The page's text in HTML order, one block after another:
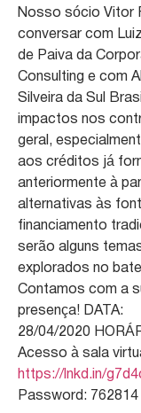
Nosso sócio Vitor
conversar com
de Paiva da
Consulting e com
Silveira da Sul
impactos nos
geral,
aos créditos já
anteriormente à
alternativas às
financiamento
serão alguns
explorados no
Contamos com a
presença! DATA:
28/04/2020
Acesso à sala
https://lnkd.in/
Password: